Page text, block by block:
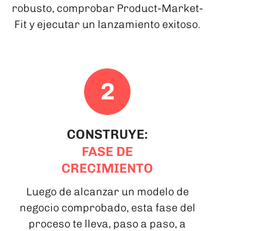
robusto, comprobar Product-Market-
Fit y ejecutar un lanzamiento exitoso.
CONSTRUYE:
FASE DE
CRECIMIENTO
Luego de alcanzar un modelo de
negocio comprobado, esta fase del
proceso te lleva, paso a paso, a